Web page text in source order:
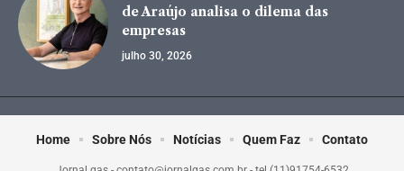
de Araújo analisa o dilema das
empresas
julho 30, 2026
Home Sobre Nós Notícias Quem Faz Contato